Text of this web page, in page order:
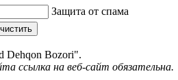
Защита от спама
Dehqon Bozori".
ссылка на веб-сайт обязательна.